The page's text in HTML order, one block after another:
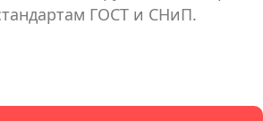
ГОСТ и СНиП.